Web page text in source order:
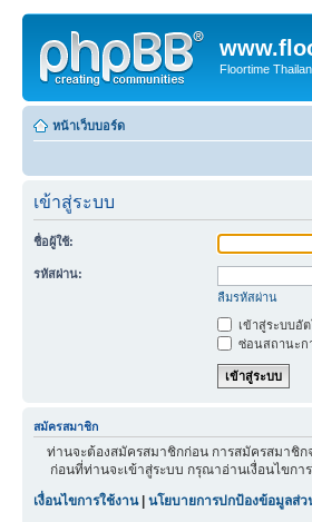
Floortime
หน้าเว็บบอร์ด
เข้าสู่ระบบ
ชื่อผู้ใช้:
รหัสผ่าน:
ลืมรหัสผ่าน
เข้าสู่ระบบอั
ซ่อนสถานะก
สมัครสมาชิก
ท่านจะต้องสมัครสมาชิกก่อน การสมัครสมาชิก
ก่อนที่ท่านจะเข้าสู่ระบบ กรุณาอ่านเงื่อนไขกา
เงื่อนไขการใช้งาน| นโยบายการปกป้องข้อมูลส่ว